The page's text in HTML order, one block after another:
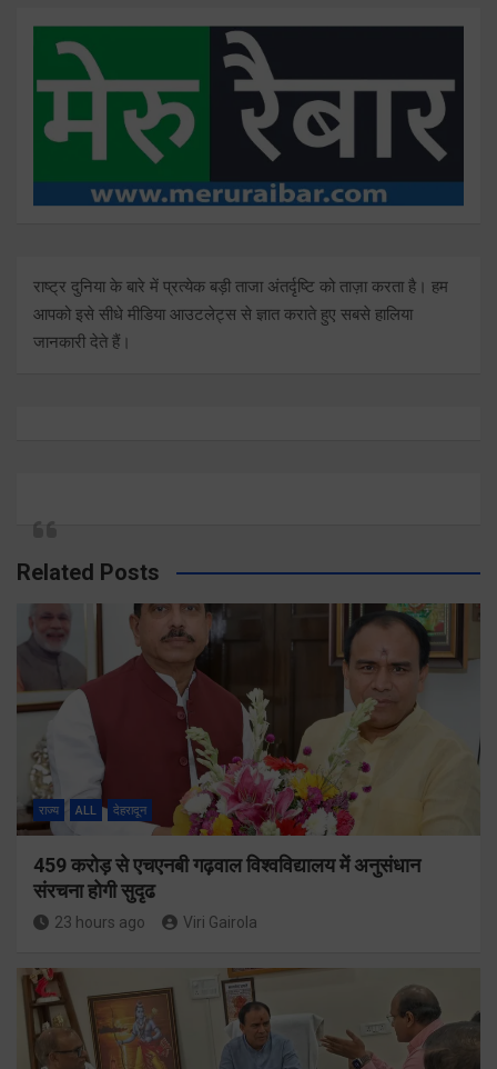
राष्ट्र दुनिया के बारे में प्रत्येक बड़ी ताजा अंतर्दृष्टि को ताज़ा करता है। हम
आपको इसे सीधे मीडिया आउटलेट्स से ज्ञात कराते हुए सबसे हालिया
जानकारी देते हैं।
Related Posts
राज्य ALL देहरादून
459 करोड़ से एचएनबी गढ़वाल विश्वविद्यालय में अनुसंधान
संरचना होगी सुदृढ
23 hours ago Viri Gairola